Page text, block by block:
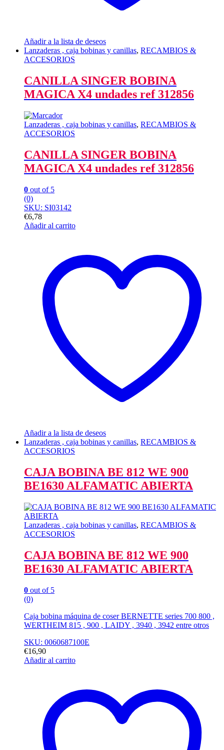
Añadir a la lista de deseos
Lanzaderas , caja bobinas y canillas, RECAMBIOS &
ACCESORIOS
CANILLA SINGER BOBINA
MAGICA X4 undades ref 312856
Lanzaderas , caja bobinas y canillas, RECAMBIOS &
ACCESORIOS
CANILLA SINGER BOBINA
MAGICA X4 undades ref 312856
0 out of 5
(0)
SKU: SI03142
€6,78
Añadir al carrito
Añadir a la lista de deseos
Lanzaderas , caja bobinas y canillas, RECAMBIOS &
ACCESORIOS
CAJA BOBINA BE 812 WE 900
BE1630 ALFAMATIC ABIERTA
Lanzaderas , caja bobinas y canillas, RECAMBIOS &
ACCESORIOS
CAJA BOBINA BE 812 WE 900
BE1630 ALFAMATIC ABIERTA
0 out of 5
(0)
Caja bobina máquina de coser BERNETTE series 700 800 ,
WERTHEIM 815 , 900 , LAIDY , 3940 , 3942 entre otros
SKU: 0060687100E
€16,90
Añadir al carrito